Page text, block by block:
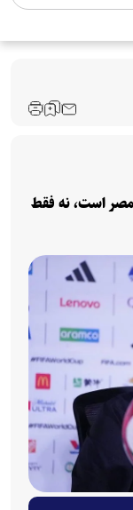
مصر است، نه فقط